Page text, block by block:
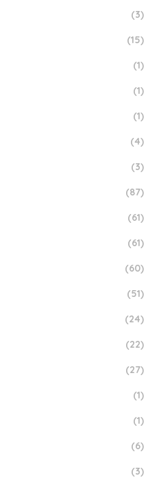
(3)
(15)
(1)
(1)
(1)
(4)
(3)
(87)
(61)
(61)
(60)
(51)
(24)
(22)
(27)
(1)
(1)
(6)
(3)